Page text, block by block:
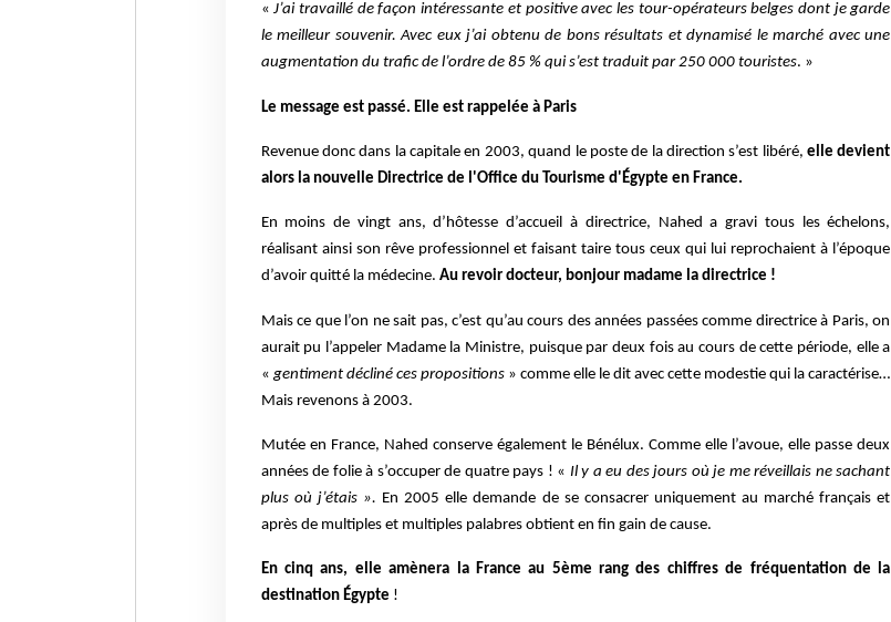
«J’ai travaillé de façon intéressante et positive avec les tour-opérateurs belges dont je garde
le meilleur souvenir. Avec eux j’ai obtenu de bons résultats et dynamisé le marché avec une
augmentation du trafic de l’ordre de 85 % qui s’est traduit par 250 000 touristes. »
Le message est passé. Elle est rappelée à Paris
Revenue donc dans la capitale en 2003, quand le poste de la direction s’est libéré,elle devient
alors la nouvelle Directrice de l'Office du Tourisme d'Égypte en France.
En moins de vingt ans, d’hôtesse d’accueil à directrice, Nahed a gravi tous les échelons,
réalisant ainsi son rêve professionnel et faisant taire tous ceux qui lui reprochaient à l’époque
d’avoir quitté la médecine. Au revoir docteur, bonjour madame la directrice !
Mais ce que l’on ne sait pas, c’est qu’au cours des années passées comme directrice à Paris, on
aurait pu l’appeler Madame la Ministre, puisque par deux fois au cours de cette période, elle a
« gentiment décliné ces propositions » comme elle le dit avec cette modestie qui la caractérise…
Mais revenons à 2003.
Mutée en France, Nahed conserve également le Bénélux. Comme elle l’avoue, elle passe deux
années de folie à s’occuper de quatre pays ! « Il y a eu des jours où je me réveillais ne sachant
plus où j’étais ». En 2005 elle demande de se consacrer uniquement au marché français et
après de multiples et multiples palabres obtient en fin gain de cause.
En cinq ans, elle amènera la France au 5ème rang des chiffres de fréquentation de la
destination Égypte !